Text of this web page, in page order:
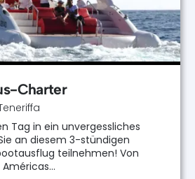
Charter
Tag in ein unvergessliches
an diesem 3-stündigen
teilnehmen! Von
Américas…